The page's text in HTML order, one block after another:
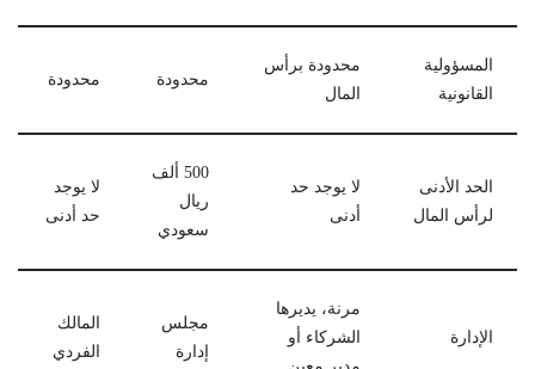
المسؤولية
القانونية
محدودة برأس
المال
محدودة محدودة
الحد الأدنى
لرأس المال
لا يوجد حد
أدنى
500 ألف
ريال
سعودي
لا يوجد
حد أدنى
الإدارة
مرنة، يديرها
الشركاء أو
مجلس
إدارة
المالك
الفردي